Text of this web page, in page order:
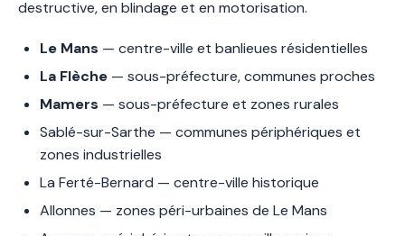
destructive, en blindage et en motorisation.
Le Mans — centre-ville et banlieues résidentielles
La Flèche — sous-préfecture, communes proches
Mamers — sous-préfecture et zones rurales
Sablé-sur-Sarthe — communes périphériques et
zones industrielles
La Ferté-Bernard — centre-ville historique
Allonnes — zones péri-urbaines de Le Mans